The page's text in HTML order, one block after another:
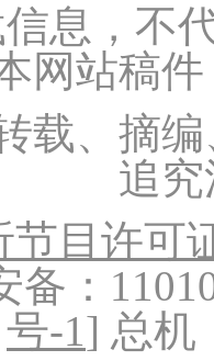
息，不
网站稿
载、摘
追
节目许可
备：
号-1] 总机